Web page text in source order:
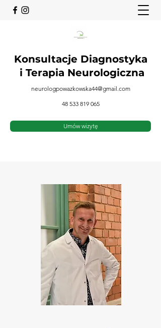
Konsultacje Diagnostyka
i Terapia Neurologiczna
neurologpowazkowska44@gmail.com
48 533 819 065
Umów wizytę